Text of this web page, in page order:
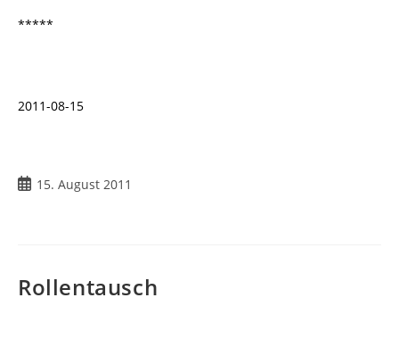
*****
2011-08-15
15. August 2011
Rollentausch